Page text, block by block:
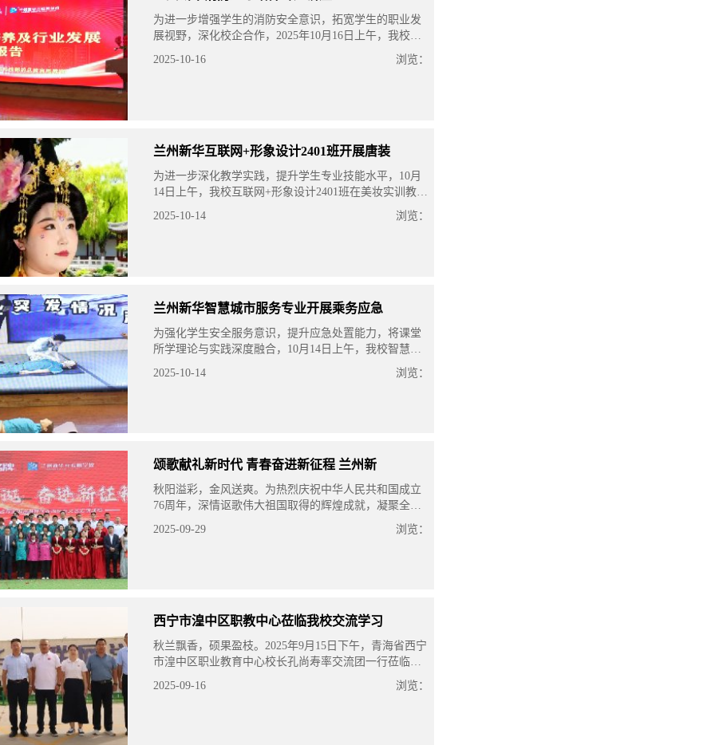
为进一步增强学生的消防安全意识，拓宽学生的职业发
展视野，深化校企合作，2025年10月16日上午，我校特
邀甘肃蓝威消防技术服务有限公司专家，在校学术报告
2025-10-16 浏览：
兰州新华互联网+形象设计2401班开展唐装
为进一步深化教学实践，提升学生专业技能水平，10月
14日上午，我校互联网+形象设计2401班在美妆实训教室
2025-10-14 浏览：
兰州新华智慧城市服务专业开展乘务应急
为强化学生安全服务意识，提升应急处置能力，将课堂
所学理论与实践深度融合，10月14日上午，我校智慧城
市服务与商务管理2401级学生在学校学术报告厅成功举
行了乘务应急演练活动。
2025-10-14 浏览：
颂歌献礼新时代 青春奋进新征程 兰州新
秋阳溢彩，金风送爽。为热烈庆祝中华人民共和国成立
76周年，深情讴歌伟大祖国取得的辉煌成就，凝聚全体
师生奋进力量，9月28日下午3时，兰州新华互联网学校
“颂歌献华诞 奋进新征
2025-09-29 浏览：
西宁市湟中区职教中心莅临我校交流学习
秋兰飘香，硕果盈枝。2025年9月15日下午，青海省西宁
市湟中区职业教育中心校长孔尚寿率交流团一行莅临兰
2025-09-16 浏览：